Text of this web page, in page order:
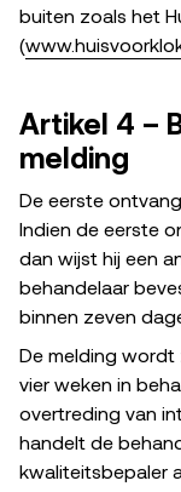
buiten zoals het
(
Artikel 4 –
melding
De eerste
Indien de eerste
dan wijst hij een
behandelaar
binnen zeven
De melding wordt
vier weken in
overtreding van
handelt de
kwaliteitsbepaler